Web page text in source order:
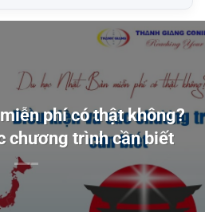
phí có thật không?
chương trình cần biết